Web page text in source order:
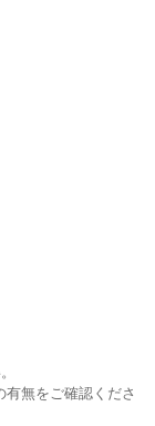
無をご確認くださ